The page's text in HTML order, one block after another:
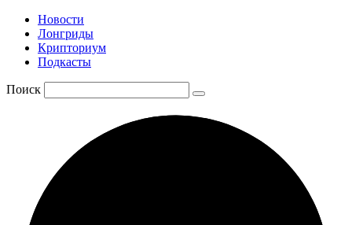
Новости
Лонгриды
Крипториум
Подкасты
Поиск